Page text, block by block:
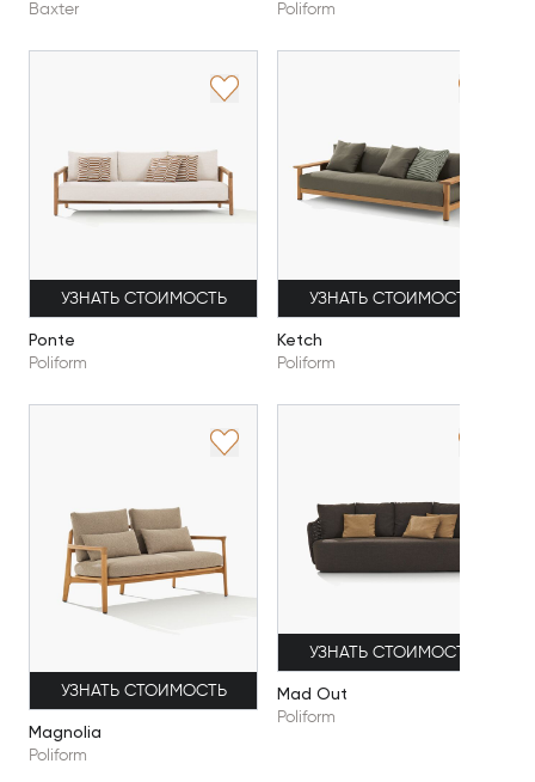
Baxter Poliform
УЗНАТЬ СТОИМОСТЬ
Ponte
Poliform
УЗНАТЬ СТОИМОСТЬ
Ketch
Poliform
УЗНАТЬ СТОИМОСТЬ
Magnolia
Poliform
УЗНАТЬ СТОИМОСТЬ
Mad Out
Poliform